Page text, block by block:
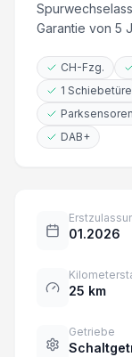
Garantie von 5
CH-Fzg.
1 Schiebetüre
Parksensoren
DAB+
01.2026
25 km
Getriebe